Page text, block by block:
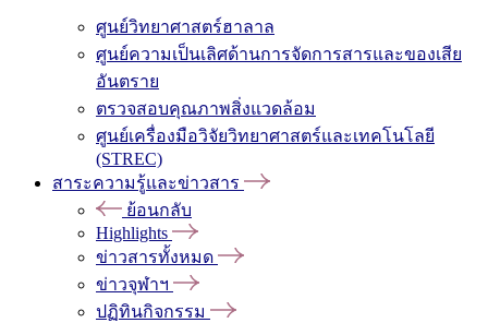
ศูนย์วิทยาศาสตร์ฮาลาล
ศูนย์ความเป็นเลิศด้านการจัดการสารและของเสีย
อันตราย
ตรวจสอบคุณภาพสิ่งแวดล้อม
ศูนย์เครื่องมือวิจัยวิทยาศาสตร์และเทคโนโลยี
(STREC)
สาระความรู้และข่าวสาร
ย้อนกลับ
Highlights
ข่าวสารทั้งหมด
ข่าวจุฬาฯ
ปฏิทินกิจกรรม